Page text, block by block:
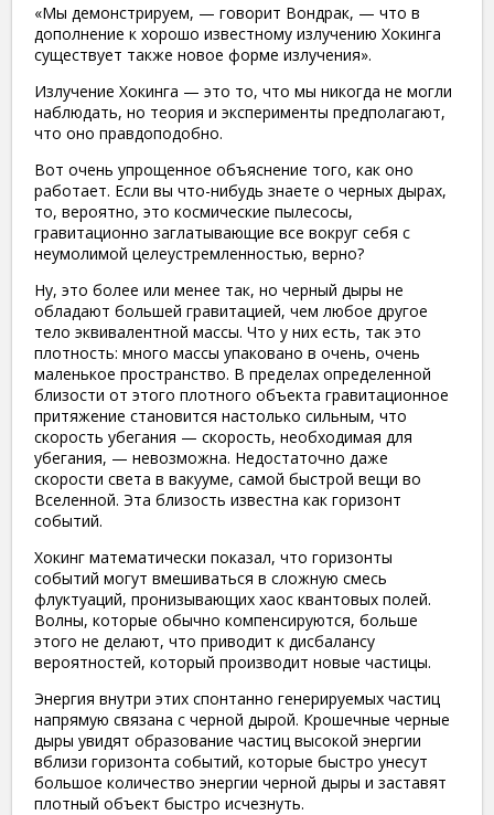
«Мы демонстрируем, — говорит Вондрак, — что в
дополнение к хорошо известному излучению Хокинга
существует также новое форме излучения».
Излучение Хокинга — это то, что мы никогда не могли
наблюдать, но теория и эксперименты предполагают,
что оно правдоподобно.
Вот очень упрощенное объяснение того, как оно
работает. Если вы что-нибудь знаете о черных дырах,
то, вероятно, это космические пылесосы,
гравитационно заглатывающие все вокруг себя с
неумолимой целеустремленностью, верно?
Ну, это более или менее так, но черный дыры не
обладают большей гравитацией, чем любое другое
тело эквивалентной массы. Что у них есть, так это
плотность: много массы упаковано в очень, очень
маленькое пространство. В пределах определенной
близости от этого плотного объекта гравитационное
притяжение становится настолько сильным, что
скорость убегания — скорость, необходимая для
убегания, — невозможна. Недостаточно даже
скорости света в вакууме, самой быстрой вещи во
Вселенной. Эта близость известна как горизонт
событий.
Хокинг математически показал, что горизонты
событий могут вмешиваться в сложную смесь
флуктуаций, пронизывающих хаос квантовых полей.
Волны, которые обычно компенсируются, больше
этого не делают, что приводит к дисбалансу
вероятностей, который производит новые частицы.
Энергия внутри этих спонтанно генерируемых частиц
напрямую связана с черной дырой. Крошечные черные
дыры увидят образование частиц высокой энергии
вблизи горизонта событий, которые быстро унесут
большое количество энергии черной дыры и заставят
плотный объект быстро исчезнуть.